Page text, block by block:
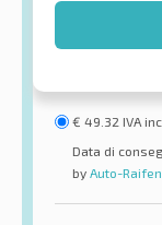
€ 49.32 IVA
Data di
by Auto-